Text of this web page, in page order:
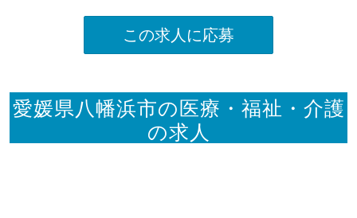
この求人に応募
愛媛県八幡浜市の医療・福祉・介護
の求人